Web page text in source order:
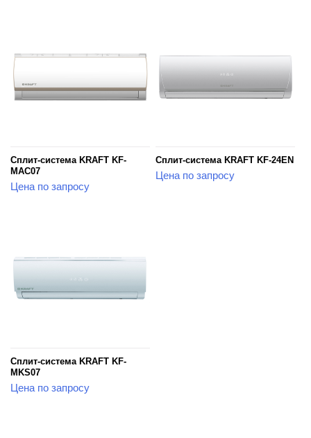
Сплит-система KRAFT KF-
MAC07
Цена по запросу
Сплит-система KRAFT KF-24EN
Цена по запросу
Сплит-система KRAFT KF-
MKS07
Цена по запросу